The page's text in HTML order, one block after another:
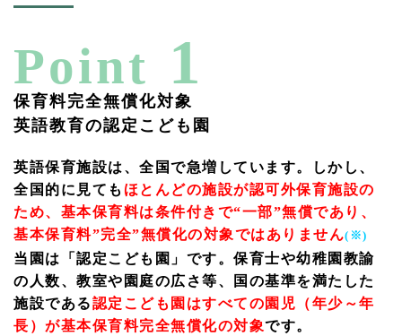
Point 1
保育料完全無償化対象
英語教育の認定こども園
英語保育施設は、全国で急増しています。しかし、
全国的に見ても ほとんどの施設が認可外保育施設の
ため、基本保育料は条件付きで“一部”無償であり、
基本保育料”完全”無償化の対象ではありません(※)
当園は「認定こども園」です。保育士や幼稚園教諭
の人数、教室や園庭の広さ等、国の基準を満たした
施設である認定こども園はすべての園児（年少～年
長）が基本保育料完全無償化の対象です。